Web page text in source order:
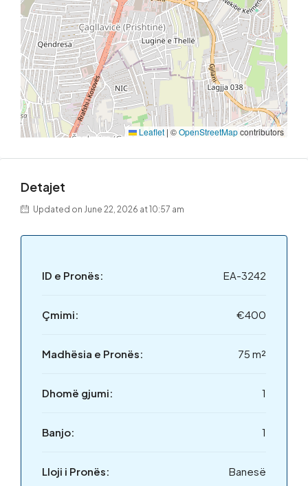
Leaflet | ©OpenStreetMapcontributors
Detajet
Updated on June 22, 2026 at 10:57 am
ID e Pronës: EA-3242
Çmimi: €400
Madhësia e Pronës: 75 m²
Dhomë gjumi: 1
Banjo: 1
Lloji i Pronës: Banesë